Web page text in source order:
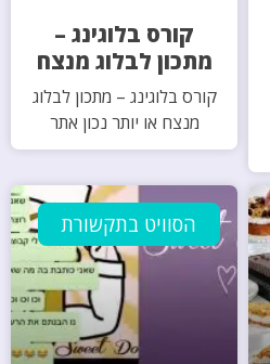
קורס בלוגינג –
מתכון לבלוג מנצח
קורס בלוגינג – מתכון לבלוג
מנצח או יותר נכון אתר
הסוויט בתקשורת